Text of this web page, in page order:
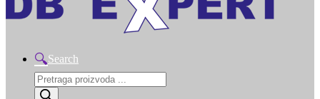
Search
Products
search